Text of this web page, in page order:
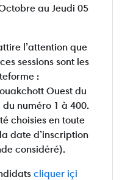
au Jeudi 05
l’attention que
sessions sont les
:
Ouest du
numéro 1 à 400.
choisies en toute
date d’inscription
considéré).
cliquer içi